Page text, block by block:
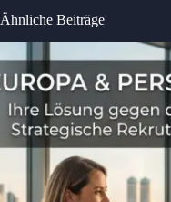
Ähnliche Beiträge